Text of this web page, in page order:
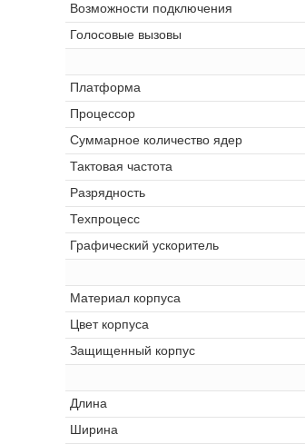
Возможности подключения
Голосовые вызовы
Платформа
Процессор
Суммарное количество ядер
Тактовая частота
Разрядность
Техпроцесс
Графический ускоритель
Материал корпуса
Цвет корпуса
Защищенный корпус
Длина
Ширина